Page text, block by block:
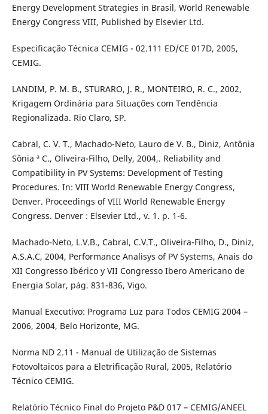
Energy Development Strategies in Brasil, World Renewable
Energy Congress VIII, Published by Elsevier Ltd.
Especificação Técnica CEMIG - 02.111 ED/CE 017D, 2005,
CEMIG.
LANDIM, P. M. B., STURARO, J. R., MONTEIRO, R. C., 2002,
Krigagem Ordinária para Situações com Tendência
Regionalizada. Rio Claro, SP.
Cabral, C. V. T., Machado-Neto, Lauro de V. B., Diniz, Antônia
Sônia ª C., Oliveira-Filho, Delly, 2004,. Reliability and
Compatibility in PV Systems: Development of Testing
Procedures. In: VIII World Renewable Energy Congress,
Denver. Proceedings of VIII World Renewable Energy
Congress. Denver : Elsevier Ltd., v. 1. p. 1-6.
Machado-Neto, L.V.B., Cabral, C.V.T., Oliveira-Filho, D., Diniz,
A.S.A.C, 2004, Performance Analisys of PV Systems, Anais do
XII Congresso Ibérico y VII Congresso Ibero Americano de
Energia Solar, pág. 831-836, Vigo.
Manual Executivo: Programa Luz para Todos CEMIG 2004 –
2006, 2004, Belo Horizonte, MG.
Norma ND 2.11 - Manual de Utilização de Sistemas
Fotovoltaicos para a Eletrificação Rural, 2005, Relatório
Técnico CEMIG.
Relatório Técnico Final do Projeto P&D 017 – CEMIG/ANEEL